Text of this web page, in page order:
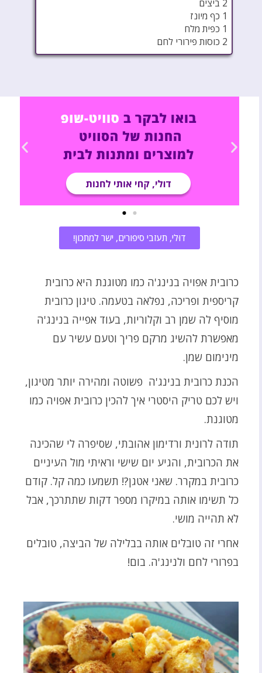
2 ביצים
1 כף מיונז
1 כפית מלח
2 כוסות פירורי לחם
דוּלי, תעזבי סיפורים, ישר למתכון!
כרובית אפויה בנינג'ה כמו מטוגנת היא כרובית
קריספית ופריכה, נפלאה בטעמה. טיגון כרובית
מוסיף לה שמן רב וקלוריות, בעוד אפייה בנינג'ה
מאפשרת להשיג מרקם פריך וטעם עשיר עם
מינימום שמן.
הכנת כרובית בנינג'ה פשוטה ומהירה יותר מטיגון,
ויש לכם טריק היסטרי איך להכין כרובית אפויה כמו
מטוגנת.
תודה לרונית ורדימון אהובתי, שסיפרה לי שהכינה
את הכרובית, והגיע יום שישי וראיתי מול העיניים
כרובית במקרר. שאני אטגן?! תשמעו כמה קל. קודם
כל תשימו אותה במיקרו מספר דקות שתתרכך, אבל
לא תהייה מושי.
אחרי זה טובלים אותה בבלילה של הביצה, טובלים
בפרורי לחם ולנינג'ה. בום!